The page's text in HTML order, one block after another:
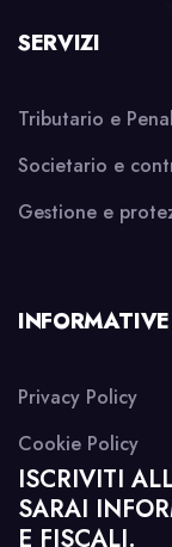
SERVIZI
Tributario e
Societario e
Gestione e
INFORMATIVE
Privacy Policy
Cookie Policy
ISCRIVITI
SARAI
E FISCALI.